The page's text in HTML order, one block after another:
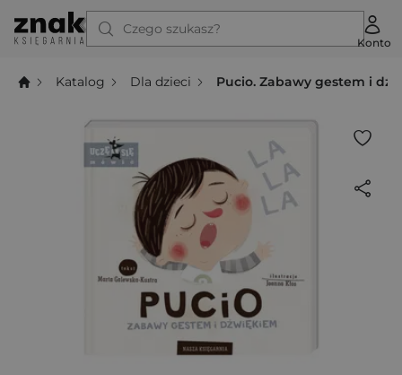
Czego szukasz?
Konto
Katalog Dla dzieci Pucio. Zabawy gestem i